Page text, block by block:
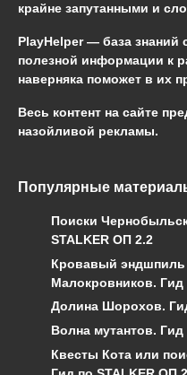
крайне запутанными и
PlayHelper — база знаний
полезной информации к
наверняка поможет в их
Весь контент на сайте
назойливой рекламы.
Популярные
Поиски
STALKER ОП 2.2
Кровавый эндшпиль
Малокровников. Гид
Долина Шорохов.
Волна мутантов.
Квесты Кота или